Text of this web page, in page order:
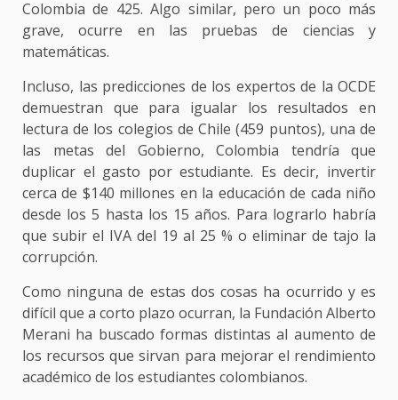
Colombia de 425. Algo similar, pero un poco más
grave, ocurre en las pruebas de ciencias y
matemáticas.
Incluso, las predicciones de los expertos de la OCDE
demuestran que para igualar los resultados en
lectura de los colegios de Chile (459 puntos), una de
las metas del Gobierno, Colombia tendría que
duplicar el gasto por estudiante. Es decir, invertir
cerca de $140 millones en la educación de cada niño
desde los 5 hasta los 15 años. Para lograrlo habría
que subir el IVA del 19 al 25 % o eliminar de tajo la
corrupción.
Como ninguna de estas dos cosas ha ocurrido y es
difícil que a corto plazo ocurran, la Fundación Alberto
Merani ha buscado formas distintas al aumento de
los recursos que sirvan para mejorar el rendimiento
académico de los estudiantes colombianos.